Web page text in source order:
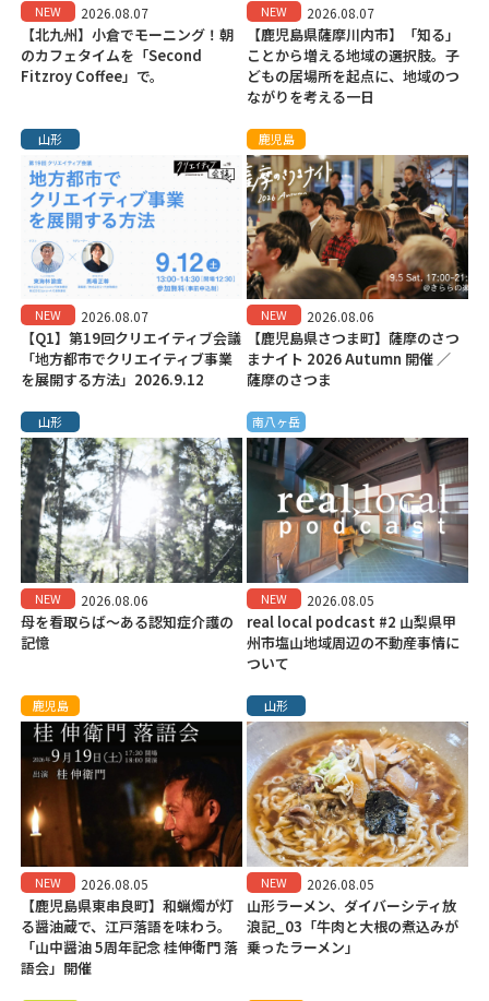
NEW 2026.08.07
【北九州】小倉でモーニング！朝
のカフェタイムを「Second
Fitzroy Coffee」で。
NEW 2026.08.07
【鹿児島県薩摩川内市】「知る」
ことから増える地域の選択肢。子
どもの居場所を起点に、地域のつ
ながりを考える一日
山形
NEW 2026.08.07
【Q1】第19回クリエイティブ会議
「地方都市でクリエイティブ事業
を展開する方法」2026.9.12
鹿児島
NEW 2026.08.06
【鹿児島県さつま町】薩摩のさつ
まナイト 2026 Autumn 開催 ／
薩摩のさつま
山形
NEW 2026.08.06
母を看取らば～ある認知症介護の
記憶
南八ヶ岳
NEW 2026.08.05
real local podcast #2 山梨県甲
州市塩山地域周辺の不動産事情に
ついて
鹿児島
NEW 2026.08.05
【鹿児島県東串良町】和蝋燭が灯
る醤油蔵で、江戸落語を味わう。
「山中醤油 5周年記念 桂伸衛門 落
語会」開催
山形
NEW 2026.08.05
山形ラーメン、ダイバーシティ放
浪記_03「牛肉と大根の煮込みが
乗ったラーメン」